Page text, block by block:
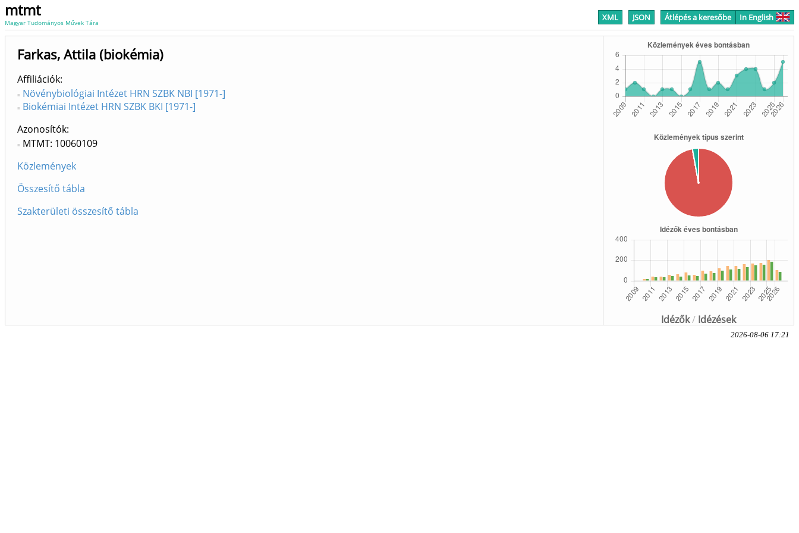
mtmt
Magyar Tudományos Művek Tára XML JSON Átlépés a keresőbe In English
Idézők/ Idézések
Farkas, Attila (biokémia)
Affiliációk
Növénybiológiai Intézet HRN SZBK NBI [1971-]
Biokémiai Intézet HRN SZBK BKI [1971-]
Azonosítók
MTMT: 10060109
Közlemények
Összesítő tábla
Szakterületi összesítő tábla
2026-08-06 17:21